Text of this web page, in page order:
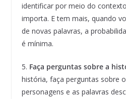
identificar por meio do
importa. E tem mais, quando
de novas palavras, a
é mínima.
5. Faça perguntas sobre a
história, faça perguntas sobre
personagens e as palavras